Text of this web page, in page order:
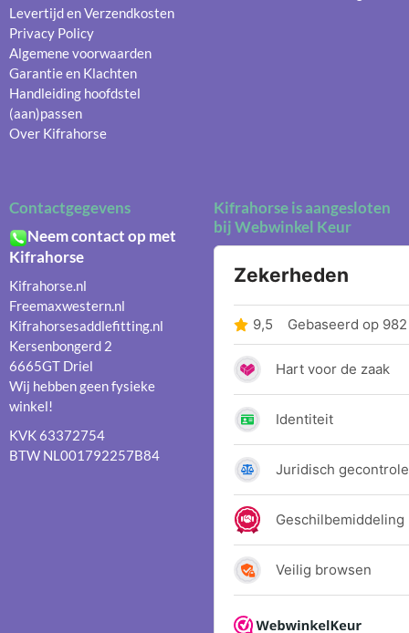
Levertijd en Verzendkosten
Privacy Policy
Algemene voorwaarden
Garantie en Klachten
Handleiding hoofdstel
(aan)passen
Over Kifrahorse
Contactgegevens
Neem contact op met
Kifrahorse
Kifrahorse.nl
Freemaxwestern.nl
Kifrahorsesaddlefitting.nl
Kersenbongerd 2
6665GT Driel
Wij hebben geen fysieke
winkel!
KVK 63372754
BTW NL001792257B84
Kifrahorse is aangesloten
bij Webwinkel Keur